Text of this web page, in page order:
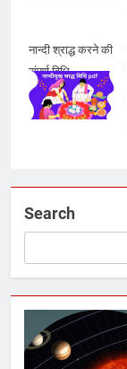
नान्दी श्राद्ध करने की
संपूर्ण विधि
Search